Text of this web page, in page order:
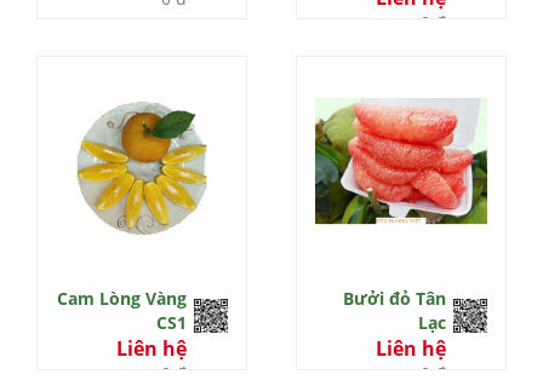
0 đ
Cam Lòng Vàng
CS1
Liên hệ
0 đ
Bưởi đỏ Tân
Lạc
Liên hệ
0 đ